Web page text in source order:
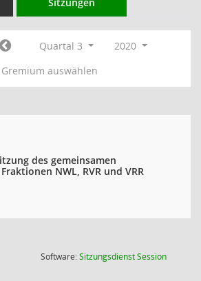
Quartal 3
2020
Gremium auswählen
des gemeinsamen
NWL, RVR und VRR
Software:SitzungsdienstSession(Wird in